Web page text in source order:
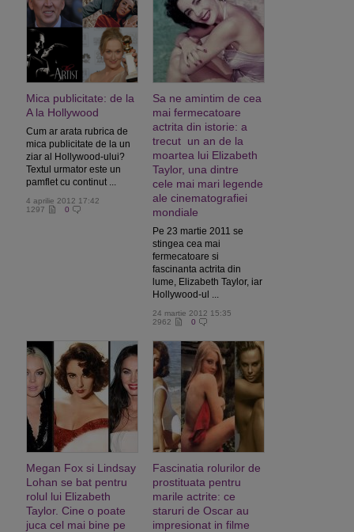
Mica publicitate: de la
A la Hollywood
Cum ar arata rubrica de
mica publicitate de la un
ziar al Hollywood-ului?
Textul urmator este un
pamflet cu continut ...
4 aprilie 2012 17:42
1297
0
Sa ne amintim de cea
mai fermecatoare
actrita din istorie: a
trecut un an de la
moartea lui Elizabeth
Taylor, una dintre
cele mai mari legende
ale cinematografiei
mondiale
Pe 23 martie 2011 se
stingea cea mai
fermecatoare si
fascinanta actrita din
lume, Elizabeth Taylor, iar
Hollywood-ul ...
24 martie 2012 15:35
2962
0
Megan Fox si Lindsay
Lohan se bat pentru
rolul lui Elizabeth
Taylor. Cine o poate
juca cel mai bine pe
Fascinatia rolurilor de
prostituata pentru
marile actrite: ce
staruri de Oscar au
impresionat in filme